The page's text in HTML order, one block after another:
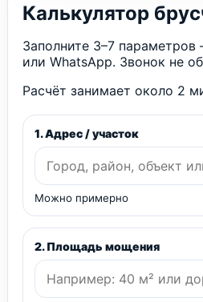
Калькулятор
Заполните 3–7
или WhatsApp. Звонок не
Расчёт занимает около 2
1. Адрес / участок
Можно примерно
2. Площадь мощения